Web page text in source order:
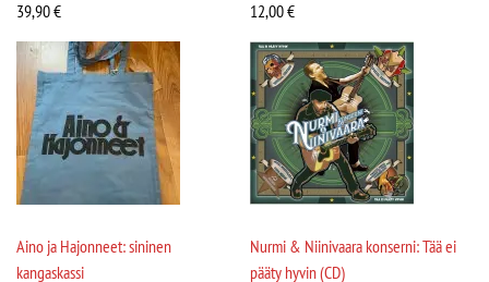
39,90€
12,00€
Aino ja Hajonneet: sininen
kangaskassi
Nurmi & Niinivaara konserni: Tää ei
pääty hyvin (CD)